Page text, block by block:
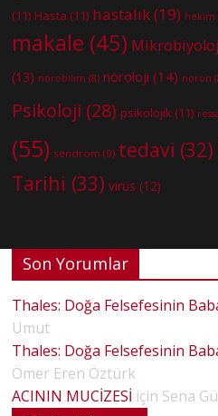
(11) Hasta (11) hastalık(19) hekim
makale (45)
(13) nörobilim (8) nöroloji (14) nöron
Psikoloji (28) psikolojik (11)
(55) sendrom (9) tedavi (32)
Tarihi (33) virüs (12)
Son Yorumlar
Thales: Doğa Felsefesinin
Umut
Thales: Doğa Felsefesinin
Ömer Eren Öztürk
ACININ MUCİZESİ için Sena